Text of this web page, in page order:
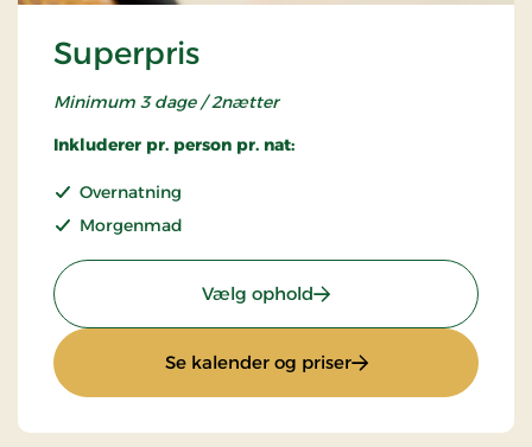
Superpris
Minimum 3 dage / 2nætter
Inkluderer pr. person pr. nat:
Overnatning
Morgenmad
Vælg ophold: Superpris
Se kalender og priser: Superpris